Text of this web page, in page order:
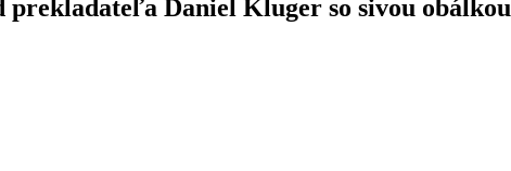
Daniel Kluger so sivou obálkou